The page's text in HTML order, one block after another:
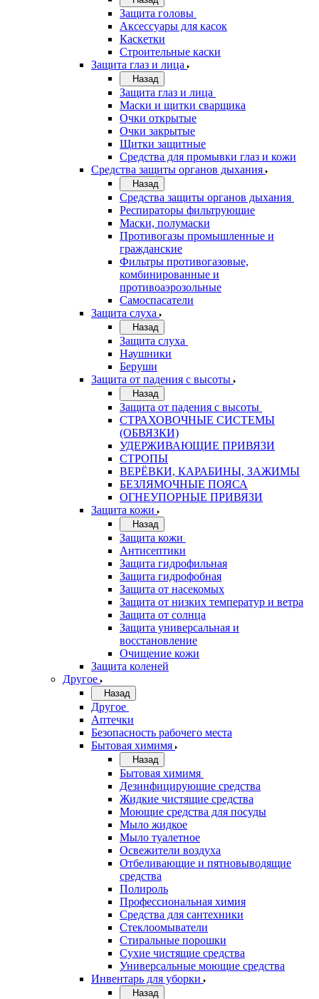
Защита головы
Аксессуары для касок
Каскетки
Строительные каски
Защита глаз и лица
Назад
Защита глаз и лица
Маски и щитки сварщика
Очки открытые
Очки закрытые
Щитки защитные
Средства для промывки глаз и кожи
Средства защиты органов дыхания
Назад
Средства защиты органов дыхания
Респираторы фильтрующие
Маски, полумаски
Противогазы промышленные и
гражданские
Фильтры противогазовые,
комбинированные и
противоаэрозольные
Самоспасатели
Защита слуха
Назад
Защита слуха
Наушники
Беруши
Защита от падения с высоты
Назад
Защита от падения с высоты
СТРАХОВОЧНЫЕ СИСТЕМЫ
(ОБВЯЗКИ)
УДЕРЖИВАЮЩИЕ ПРИВЯЗИ
СТРОПЫ
ВЕРЁВКИ, КАРАБИНЫ, ЗАЖИМЫ
БЕЗЛЯМОЧНЫЕ ПОЯСА
ОГНЕУПОРНЫЕ ПРИВЯЗИ
Защита кожи
Назад
Защита кожи
Антисептики
Защита гидрофильная
Защита гидрофобная
Защита от насекомых
Защита от низких температур и ветра
Защита от солнца
Защита универсальная и
восстановление
Очищение кожи
Защита коленей
Другое
Назад
Другое
Аптечки
Безопасность рабочего места
Бытовая химимя
Назад
Бытовая химимя
Дезинфицирующие средства
Жидкие чистящие средства
Моющие средства для посуды
Мыло жидкое
Мыло туалетное
Освежители воздуха
Отбеливающие и пятновыводящие
средства
Полироль
Профессиональная химия
Средства для сантехники
Стеклоомыватели
Стиральные порошки
Сухие чистящие средства
Универсальные моющие средства
Инвентарь для уборки
Назад